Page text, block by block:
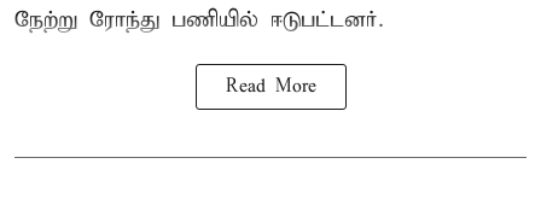
நேற்று ரோந்து பணியில் ஈடுபட்டனர்.
Read More